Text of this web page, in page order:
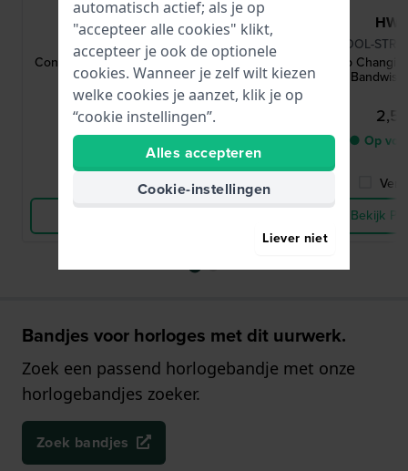
HWG
CO784
Connoisseurs Watch Care Poetsdoek
8,95
● Op voorraad
Vergelijk
TOOL-
Strap
● Op
Bekijk
Bandjes voor horloges met dit uurwerk.
Zoek een passend horlogebandje met onze
horlogebandjes zoeker.
Zoek bandjes
automatisch actief; als je op
"accepteer alle cookies" klikt,
accepteer je ook de optionele
cookies. Wanneer je zelf wilt kiezen
welke cookies je aanzet, klik je op
“cookie instellingen”.
Alles accepteren
Cookie-instellingen
Liever niet